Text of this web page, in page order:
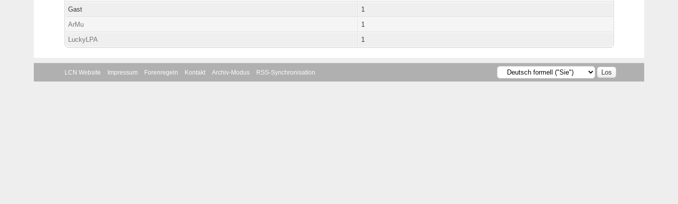
Gast
1
ArMu
1
LuckyLPA
1
LCN Website Impressum Forenregeln Kontakt Archiv-Modus RSS-Synchronisation